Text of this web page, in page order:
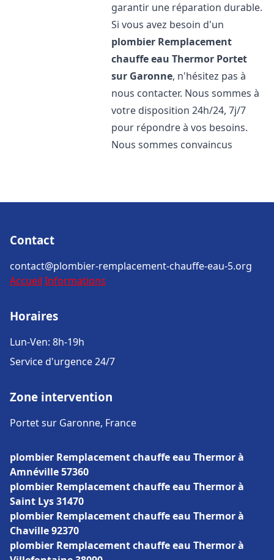
garantir une réparation durable.
Si vous avez besoin d'un
plombier Remplacement
chauffe eau Thermor Portet
sur Garonne, n'hésitez pas à
nous contacter. Nous sommes à
votre disposition 24h/24, 7j/7
pour répondre à vos besoins.
Nous sommes convaincus
Contact
contact@plombier-remplacement-chauffe-eau-5.org
Accueil Informations
Horaires
Lun-Ven: 8h-19h
Service d'urgence 24/7
Zone intervention
Portet sur Garonne, France
plombier Remplacement chauffe eau Thermor à
Amnéville 57360
plombier Remplacement chauffe eau Thermor à
Saint Lys 31470
plombier Remplacement chauffe eau Thermor à
Chaville 92370
plombier Remplacement chauffe eau Thermor à